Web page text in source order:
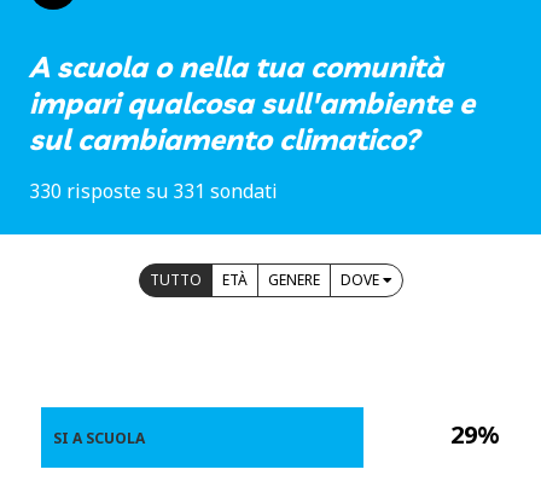
A scuola o nella tua comunità
impari qualcosa sull'ambiente e
sul cambiamento climatico?
330 risposte su 331 sondati
TUTTO ETÀ GENERE DOVE
29%
SI A SCUOLA